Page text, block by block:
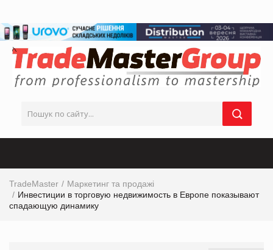
TradeMaster
Маркетинг та продажі
Инвестиции в торговую недвижимость в Европе показывают
спадающую динамику